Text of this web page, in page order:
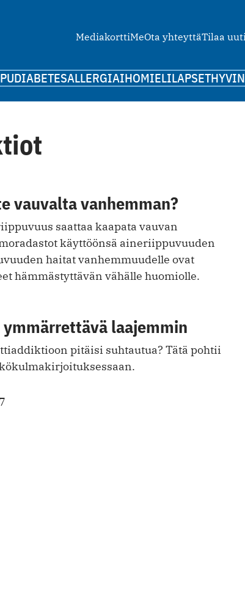
MediakorttiMeOta yhteyttäTilaa
DIABETESALLERGIAIHOMIELILAPSET
vauvalta vanhemman?
saattaa kaapata vauvan
käyttöönsä aineriippuvuuden
haitat vanhemmuudelle ovat
hämmästyttävän vähälle huomiolle.
laajemmin
pitäisi suhtautua? Tätä pohtii